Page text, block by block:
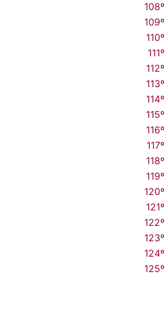
108º
109º
110º
111º
112º
113º
114º
115º
116º
117º
118º
119º
120º
121º
122º
123º
124º
125º